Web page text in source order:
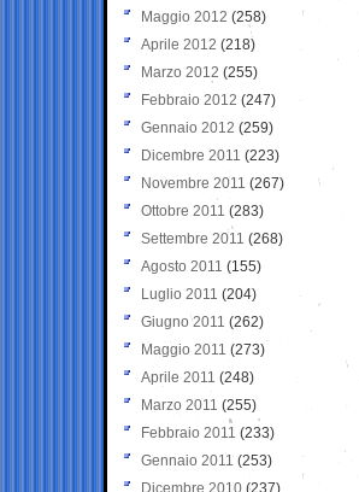
Maggio 2012 (258)
Aprile 2012 (218)
Marzo 2012 (255)
Febbraio 2012 (247)
Gennaio 2012 (259)
Dicembre 2011 (223)
Novembre 2011 (267)
Ottobre 2011 (283)
Settembre 2011 (268)
Agosto 2011 (155)
Luglio 2011 (204)
Giugno 2011 (262)
Maggio 2011 (273)
Aprile 2011 (248)
Marzo 2011 (255)
Febbraio 2011 (233)
Gennaio 2011 (253)
Dicembre 2010 (237)